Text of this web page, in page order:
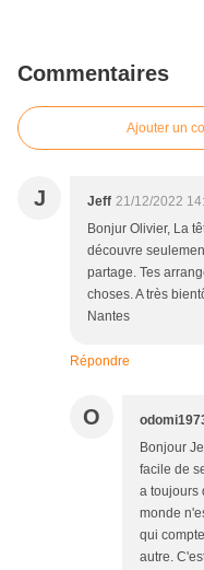
Commentaires
Ajouter un
J Jeff 21/12/2022
Bonjur Olivier, La
découvre
partage. Tes
choses. A très
Nantes
Répondre
O
Bonjour
facile de
a toujours
monde
qui
autre.